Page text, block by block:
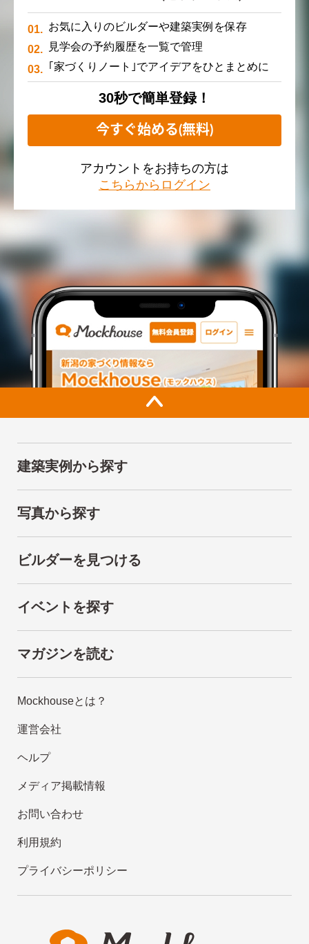
お気に入りのビルダーや建築実例を保存
見学会の予約履歴を一覧で管理
｢家づくりノート｣でアイデアをひとまとめに
30秒で簡単登録！
今すぐ始める(無料)
アカウントをお持ちの方は
こちらからログイン
建築実例から探す
写真から探す
ビルダーを見つける
イベントを探す
マガジンを読む
Mockhouseとは？
運営会社
ヘルプ
メディア掲載情報
お問い合わせ
利用規約
プライバシーポリシー